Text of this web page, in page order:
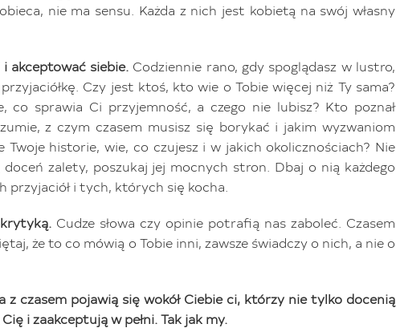
nie ma sensu. Każda z nich jest kobietą na swój własny
akceptować siebie. Codziennie rano, gdy spoglądasz w lustro,
Czy jest ktoś, kto wie o Tobie więcej niż Ty sama?
co sprawia Ci przyjemność, a czego nie lubisz? Kto poznał
z czym czasem musisz się borykać i jakim wyzwaniom
Twoje historie, wie, co czujesz i w jakich okolicznościach? Nie
zalety, poszukaj jej mocnych stron. Dbaj o nią każdego
przyjaciół i tych, których się kocha.
Cudze słowa czy opinie potrafią nas zaboleć. Czasem
że to co mówią o Tobie inni, zawsze świadczy o nich, a nie o
z czasem pojawią się wokół Ciebie ci, którzy nie tylko docenią
i zaakceptują w pełni. Tak jak my.